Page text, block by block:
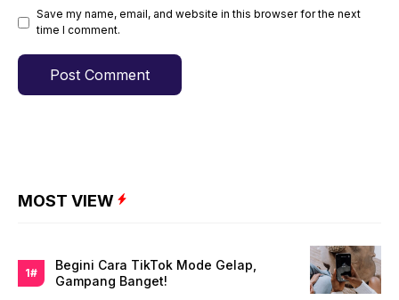
Save my name, email, and website in this browser for the next
time I comment.
MOST VIEW
Begini Cara TikTok Mode Gelap,
Gampang Banget!